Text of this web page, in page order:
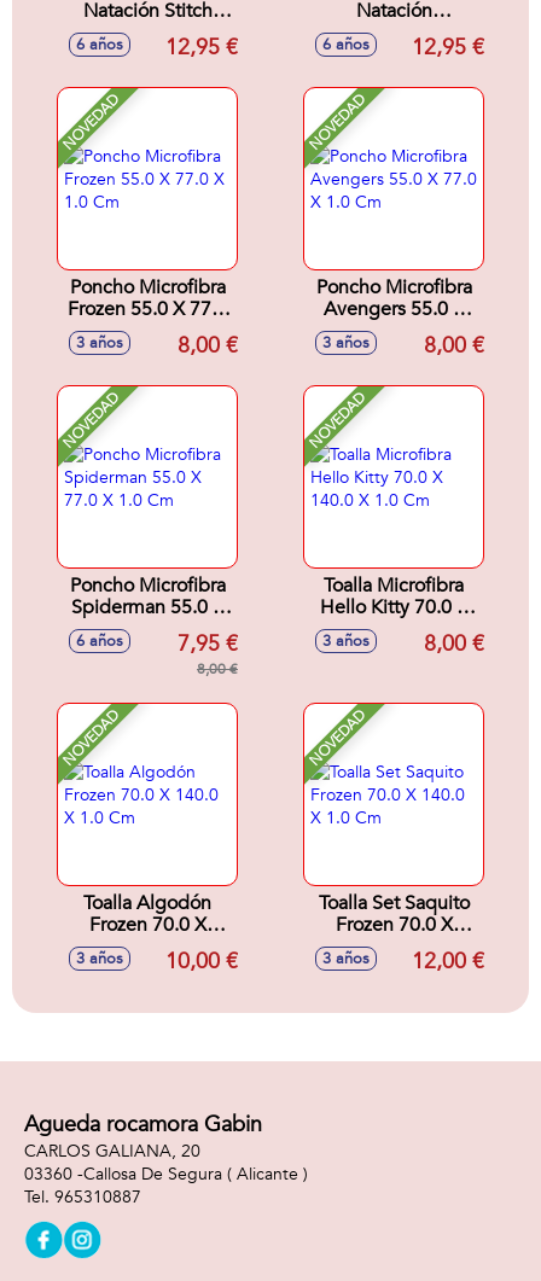
Natación Stitch
24.0 X 34.0 X 6.0
6 años 12,95 €
Natación
Spiderman 24.0 X
34.0 X 6.0 Cm
6 años 12,95 €
NOVEDAD
Poncho Microfibra
Frozen 55.0 X 77.0
X 1.0 Cm
3 años 8,00 €
NOVEDAD
Poncho Microfibra
Avengers 55.0 X
77.0 X 1.0 Cm
3 años 8,00 €
NOVEDAD
Poncho Microfibra
Spiderman 55.0 X
77.0 X 1.0 Cm
6 años 7,95 €
8,00 €
NOVEDAD
Toalla Microfibra
Hello Kitty 70.0 X
140.0 X 1.0 Cm
3 años 8,00 €
NOVEDAD
Toalla Algodón
Frozen 70.0 X
140.0 X 1.0 Cm
3 años 10,00 €
NOVEDAD
Toalla Set Saquito
Frozen 70.0 X
140.0 X 1.0 Cm
3 años 12,00 €
Agueda rocamora Gabin
CARLOS GALIANA, 20
03360 -Callosa De Segura ( Alicante )
965310887